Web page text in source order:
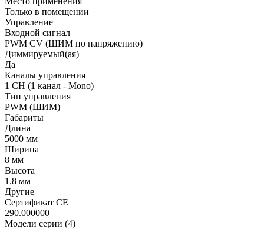
Только в помещении
Управление
Входной сигнал
PWM СV (ШИМ по напряжению)
Диммируемый(ая)
Да
Каналы управления
1 CH (1 канал - Mono)
Тип управления
PWM (ШИМ)
Габариты
Длина
5000 мм
Ширина
8 мм
Высота
1.8 мм
Другие
Сертификат CE
290.000000
Модели серии (4)